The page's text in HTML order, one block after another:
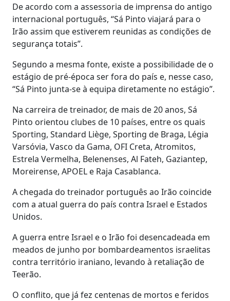
De acordo com a assessoria de imprensa do antigo
internacional português, “Sá Pinto viajará para o
Irão assim que estiverem reunidas as condições de
segurança totais”.
Segundo a mesma fonte, existe a possibilidade de o
estágio de pré-época ser fora do país e, nesse caso,
“Sá Pinto junta-se à equipa diretamente no estágio”.
Na carreira de treinador, de mais de 20 anos, Sá
Pinto orientou clubes de 10 países, entre os quais
Sporting, Standard Liège, Sporting de Braga, Légia
Varsóvia, Vasco da Gama, OFI Creta, Atromitos,
Estrela Vermelha, Belenenses, Al Fateh, Gaziantep,
Moreirense, APOEL e Raja Casablanca.
A chegada do treinador português ao Irão coincide
com a atual guerra do país contra Israel e Estados
Unidos.
A guerra entre Israel e o Irão foi desencadeada em
meados de junho por bombardeamentos israelitas
contra território iraniano, levando à retaliação de
Teerão.
O conflito, que já fez centenas de mortos e feridos